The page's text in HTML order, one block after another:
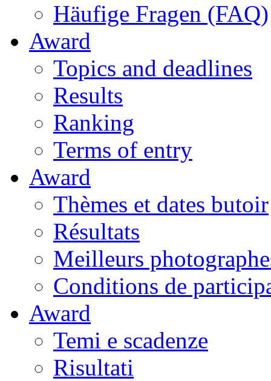
Häufige Fragen (FAQ)
Award
Topics and deadlines
Results
Ranking
Terms of entry
Award
Thèmes et dates butoir
Résultats
Meilleurs
Conditions de
Award
Temi e scadenze
Risultati